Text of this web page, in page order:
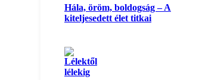
Hála, öröm, boldogság – A
kiteljesedett élet titkai